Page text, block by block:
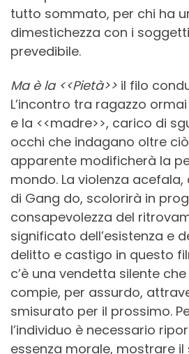
tutto sommato, per chi ha
dimestichezza con i
prevedibile.
Ma è la <<Pietà>> il filo
L’incontro tra ragazzo
e la <<madre>>, carico di
occhi che indagano oltre
apparente modificherà la
mondo. La violenza
di Gang do, scolorirà in
consapevolezza del
significato dell’esistenza e
delitto e castigo in questo
c’è una vendetta silente
compie, per assurdo,
smisurato per il prossimo.
l’individuo è necessario
essenza morale, mostrare